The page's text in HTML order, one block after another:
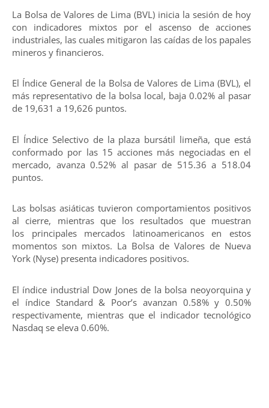
La Bolsa de Valores de Lima (BVL) inicia la sesión de hoy
con indicadores mixtos por el ascenso de acciones
industriales, las cuales mitigaron las caídas de los papales
mineros y financieros.
El Índice General de la Bolsa de Valores de Lima (BVL), el
más representativo de la bolsa local, baja 0.02% al pasar
de 19,631 a 19,626 puntos.
El Índice Selectivo de la plaza bursátil limeña, que está
conformado por las 15 acciones más negociadas en el
mercado, avanza 0.52% al pasar de 515.36 a 518.04
puntos.
Las bolsas asiáticas tuvieron comportamientos positivos
al cierre, mientras que los resultados que muestran
los principales mercados latinoamericanos en estos
momentos son mixtos. La Bolsa de Valores de Nueva
York (Nyse) presenta indicadores positivos.
El índice industrial Dow Jones de la bolsa neoyorquina y
el índice Standard & Poor’s avanzan 0.58% y 0.50%
respectivamente, mientras que el indicador tecnológico
Nasdaq se eleva 0.60%.